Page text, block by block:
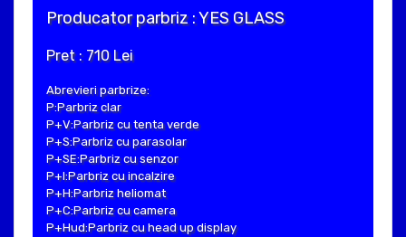
Producator parbriz : YES GLASS
Pret : 710 Lei
Abrevieri parbrize:
P:Parbriz clar
P+V:Parbriz cu tenta verde
P+S:Parbriz cu parasolar
P+SE:Parbriz cu senzor
P+I:Parbriz cu incalzire
P+H:Parbriz heliomat
P+C:Parbriz cu camera
P+Hud:Parbriz cu head up display